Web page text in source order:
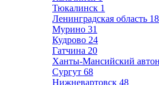
Тюкалинск 1
Ленинградская область
Мурино 31
Кудрово 24
Гатчина 20
Ханты-Мансийский
Сургут 68
Нижневартовск 48